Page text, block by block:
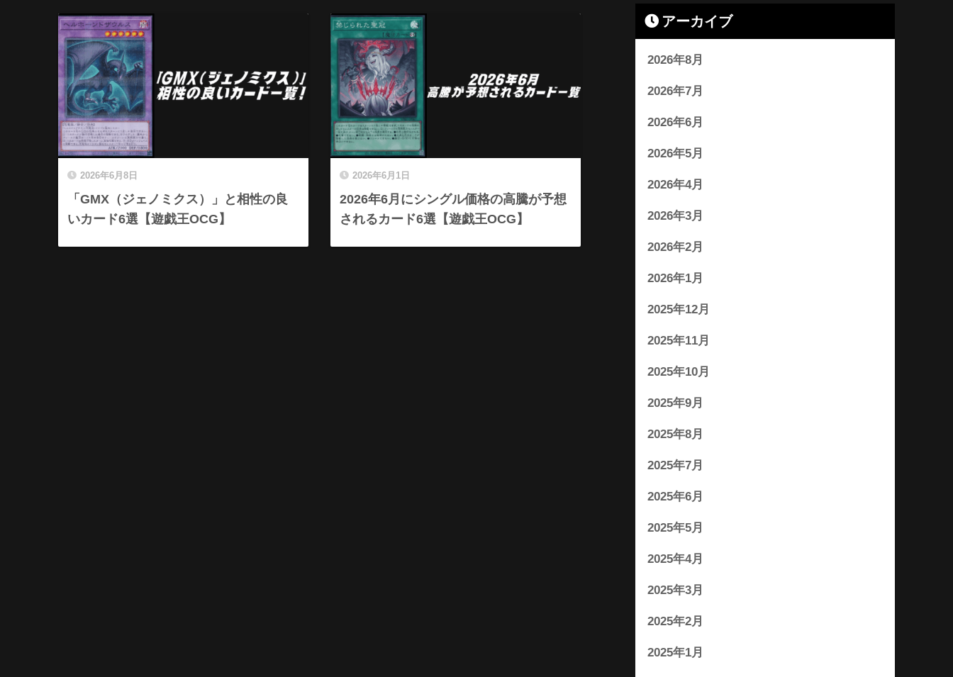
2026年6月8日
「GMX（ジェノミクス）」と相性の良
いカード6選【遊戯王OCG】
2026年6月1日
2026年6月にシングル価格の高騰が予想
されるカード6選【遊戯王OCG】
アーカイブ
2026年8月
2026年7月
2026年6月
2026年5月
2026年4月
2026年3月
2026年2月
2026年1月
2025年12月
2025年11月
2025年10月
2025年9月
2025年8月
2025年7月
2025年6月
2025年5月
2025年4月
2025年3月
2025年2月
2025年1月